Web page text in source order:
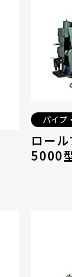
パイプ
ロー
5000